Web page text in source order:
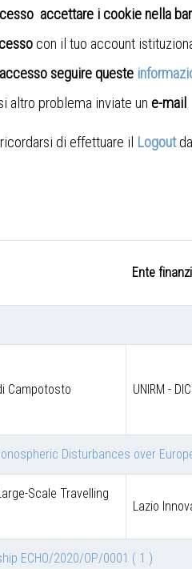
accettare i cookie nella
con il tuo account
seguire queste
altro problema inviate un e-mail
di effettuare il Logout
Ente
Campotosto UNIRM -
Disturbances over
Scale Travelling
Lazio
ECHO/2020/OP/0001 ( 1 )